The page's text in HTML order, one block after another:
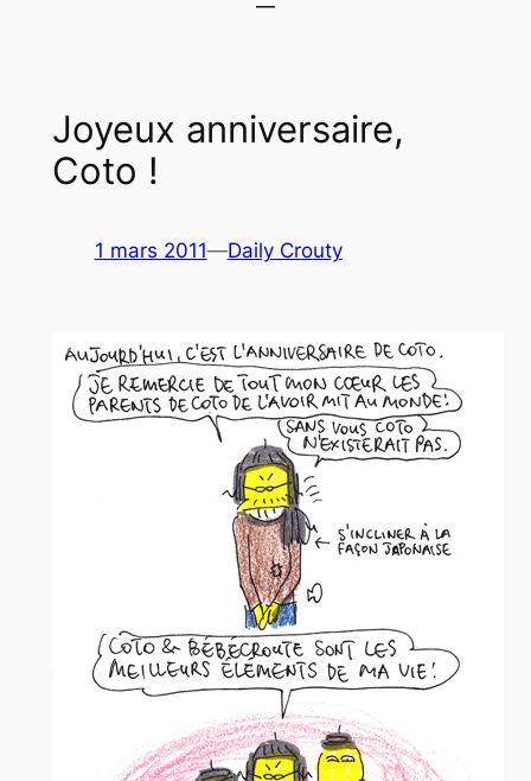
Joyeux anniversaire,
Coto !
1 mars 2011—Daily Crouty